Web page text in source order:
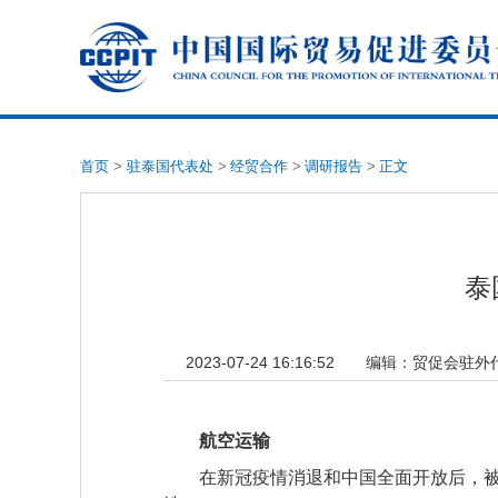
首页 > 驻泰国代表处 > 经贸合作 > 调研报告 > 正文
泰
2023-07-24 16:16:52 编辑： 贸促会驻外
航空运输
在新冠疫情消退和中国全面开放后，